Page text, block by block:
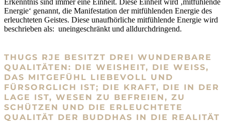
Erkenntnis sind immer eine Einheit. Diese Einheit wird ‚mitfühlende
Energie‘ genannt, die Manifestation der mitfühlenden Energie des
erleuchteten Geistes. Diese unaufhörliche mitfühlende Energie wird
beschrieben als: uneingeschränkt und alldurchdringend.
THUGS RJE BESITZT DREI WUNDERBARE
QUALITÄTEN: DIE WEISHEIT, DIE WEISS, D
AS MITGEFÜHL LIEBEVOLL UND F
ÜRSORGLICH IST; DIE KRAFT, DIE IN DER L
AGE IST, WESEN ZU BEFREIEN, ZU S
CHÜTZEN UND DIE ERLEUCHTETE Q
UALITÄT DER BUDDHAS IN DIE REALITÄT Z